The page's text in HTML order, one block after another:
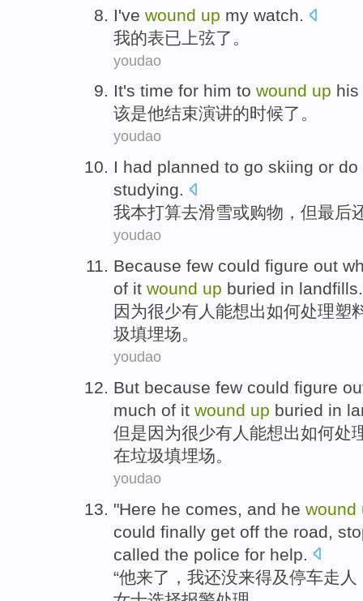
I've wound up my watch
我的表已 上弦了。
youdao
It's time for him to wound up his
该是他结束演讲的时候了。
youdao
I had planned to go skiing or do
studying.
我本打算去滑雪或购物 ， 但最后
youdao
Because few could figure out
of it wound up buried in landfills.
因为很少有人 能想出如何处理塑
圾填埋场。
youdao
But because few could figure
much of it wound up buried in
但是因为很少有人 能想出如何处
在垃圾填埋场。
youdao
"Here he comes , and he wound
could finally get off the road,
called the police for help.
“他来了 ， 我还没来得及停车走人